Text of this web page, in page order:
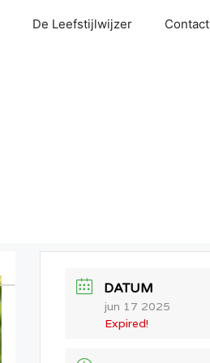
De Leefstijlwijzer Contact
DATUM
jun 17 2025
Expired!